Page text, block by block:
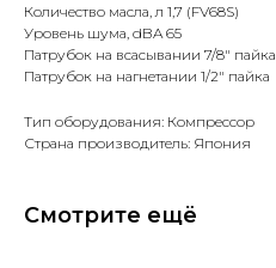
Количество масла, л 1,7 (FV68S)
Уровень шума, dBA 65
Патрубок на всасывании 7/8" пайка
Патрубок на нагнетании 1/2" пайка
Тип оборудования: Компрессор
Страна производитель: Япония
Смотрите ещё